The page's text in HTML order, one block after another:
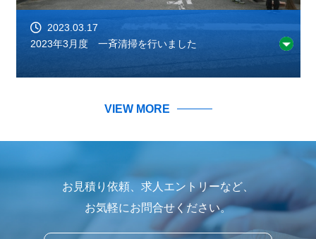
2023.03.17
2023年3月度 一斉清掃を行いました
VIEW MORE
お見積り依頼、求人エントリーなど、
お気軽にお問合せください。